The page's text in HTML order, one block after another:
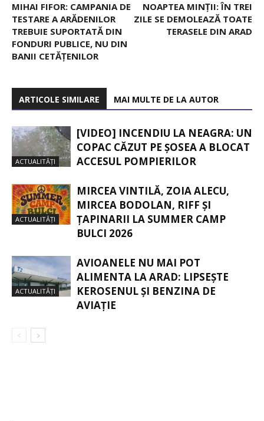
MIHAI FIFOR: CAMPANIA DE
TESTARE A ARĂDENILOR
TREBUIE SUPORTATĂ DIN
FONDURI PUBLICE, NU DIN
BANII CETĂȚENILOR
NOAPTEA MINȚII: ÎN TREI
ZILE SE DEMOLEAZĂ TOATE
TERASELE DIN ARAD
ARTICOLE SIMILARE MAI MULTE DE LA AUTOR
ACTUALITĂȚI
[VIDEO] INCENDIU LA NEAGRA: UN
COPAC CĂZUT PE ȘOSEA A BLOCAT
ACCESUL POMPIERILOR
ACTUALITĂȚI
MIRCEA VINTILĂ, ZOIA ALECU,
MIRCEA BODOLAN, RIFF ȘI
ȚAPINARII LA SUMMER CAMP
BULCI 2026
ACTUALITĂȚI
AVIOANELE NU MAI POT
ALIMENTA LA ARAD: LIPSEȘTE
KEROSENUL ȘI BENZINA DE
AVIAȚIE